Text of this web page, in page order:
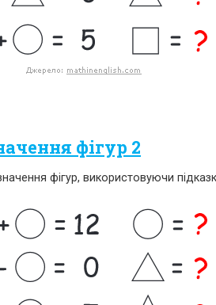
фігур 2
фігур, використовуючи